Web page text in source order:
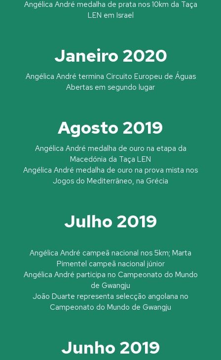
Angélica André medalha de prata nos 10km da Taça
LEN em Israel
Janeiro 2020
Angélica André termina Circuito Europeu de Águas
Abertas em segundo lugar
Agosto 2019
Angélica André medalha de ouro na etapa da
Macedónia da Taça LEN
Angélica André medalha de ouro na prova mista nos
Jogos do Mediterrâneo, na Grécia
Julho 2019
Angélica André campeã nacional nos 5km; Marta
Pimentel campeã nacional júnior
Angélica André participa no Campeonato do Mundo
de Gwangju
João Duarte representa selecção angolana no
Campeonato do Mundo de Gwangju
Junho 2019